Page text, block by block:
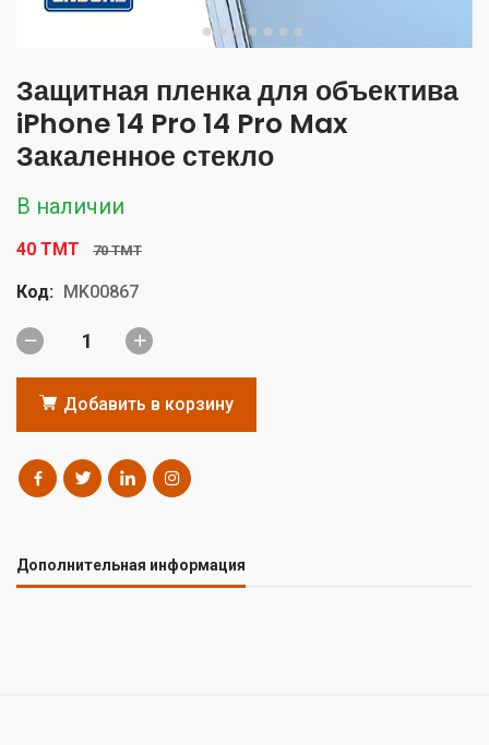
Защитная пленка для объектива
iPhone 14 Pro 14 Pro Max
Закаленное стекло
В наличии
40 TMT 70 TMT
Код: MK00867
Добавить в корзину
Дополнительная информация